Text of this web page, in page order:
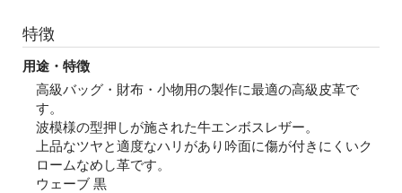
特徴
用途・特徴
高級バッグ・財布・小物用の製作に最適の高級皮革で
す。
波模様の型押しが施された牛エンボスレザー。
上品なツヤと適度なハリがあり吟面に傷が付きにくいク
ロームなめし革です。
ウェーブ 黒